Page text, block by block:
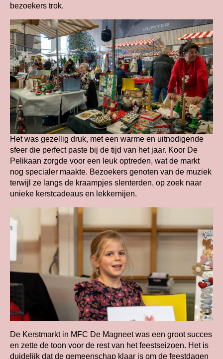
bezoekers trok.
Het was gezellig druk, met een warme en uitnodigende
sfeer die perfect paste bij de tijd van het jaar. Koor De
Pelikaan zorgde voor een leuk optreden, wat de markt
nog specialer maakte. Bezoekers genoten van de muziek
terwijl ze langs de kraampjes slenterden, op zoek naar
unieke kerstcadeaus en lekkernijen.
De Kerstmarkt in MFC De Magneet was een groot succes
en zette de toon voor de rest van het feestseizoen. Het is
duidelijk dat de gemeenschap klaar is om de feestdagen